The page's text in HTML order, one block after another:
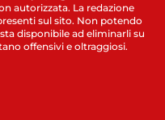
autorizzata. La redazione
sul sito. Non potendo
disponibile ad eliminarli su
offensivi e oltraggiosi.